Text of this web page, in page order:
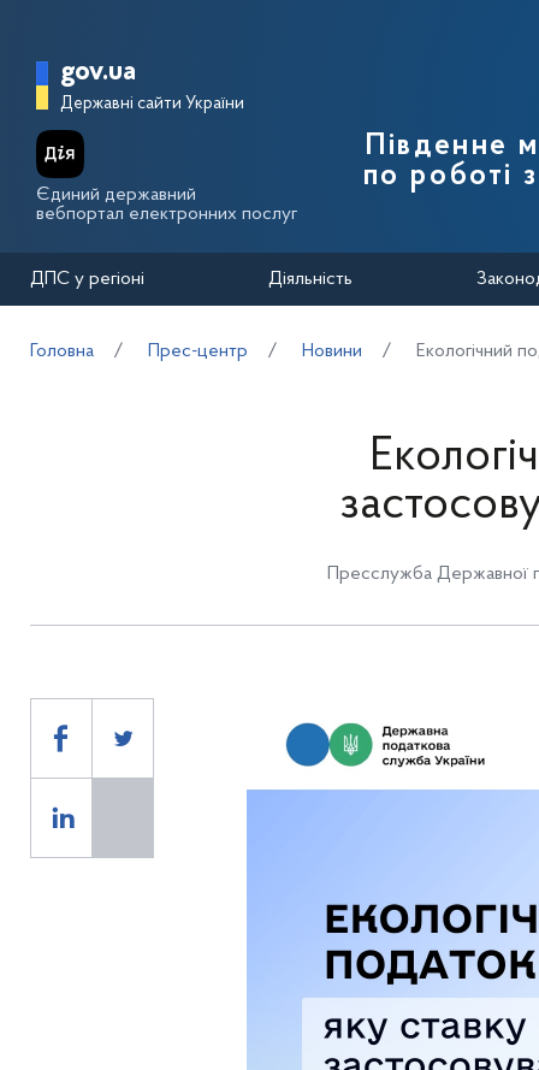
Головна сторінка Державної
gov.ua
Державні сайти України
Єдиний державний
вебпортал електронних послуг
Південне
по роботі
ДПС у регіоні Діяльність
Головна Прес-центр Новини Екологічний
Пресслужба Державної